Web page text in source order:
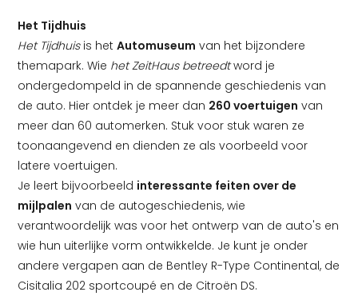
Het Tijdhuis
Het Tijdhuisis het Automuseum van het bijzondere
themapark. Wie het ZeitHaus betreedtword je
ondergedompeld in de spannende geschiedenis van
de auto. Hier ontdek je meer dan 260 voertuigen van
meer dan 60 automerken. Stuk voor stuk waren ze
toonaangevend en dienden ze als voorbeeld voor
latere voertuigen.
Je leert bijvoorbeeld interessante feiten over de
mijlpalen van de autogeschiedenis, wie
verantwoordelijk was voor het ontwerp van de auto's en
wie hun uiterlijke vorm ontwikkelde. Je kunt je onder
andere vergapen aan de Bentley R-Type Continental, de
Cisitalia 202 sportcoupé en de Citroën DS.